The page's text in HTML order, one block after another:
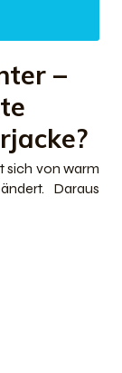
–
sich von warm
Daraus